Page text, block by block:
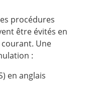
procédures
être évités en
Une
:
en anglais